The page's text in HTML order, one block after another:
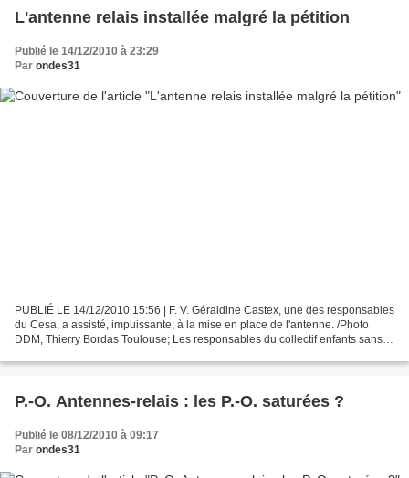
L'antenne relais installée malgré la pétition
Publié le 14/12/2010 à 23:29
Par ondes31
PUBLIÉ LE 14/12/2010 15:56 | F. V. Géraldine Castex, une des responsables
du Cesa, a assisté, impuissante, à la mise en place de l'antenne. /Photo
DDM, Thierry Bordas Toulouse; Les responsables du collectif enfants sans
P.-O. Antennes-relais : les P.-O. saturées ?
Publié le 08/12/2010 à 09:17
Par ondes31